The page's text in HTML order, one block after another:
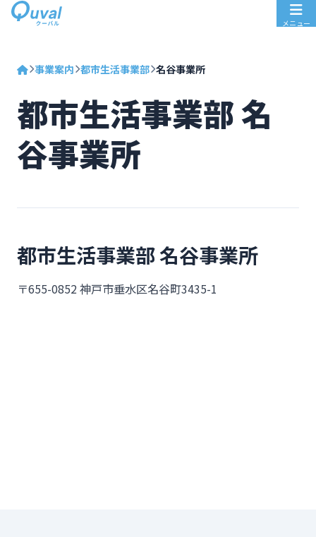
メニュー
事業案内 都市生活事業部 名谷事業所
都市生活事業部 名
谷事業所
都市生活事業部 名谷事業所
〒655-0852 神戸市垂水区名谷町3435-1